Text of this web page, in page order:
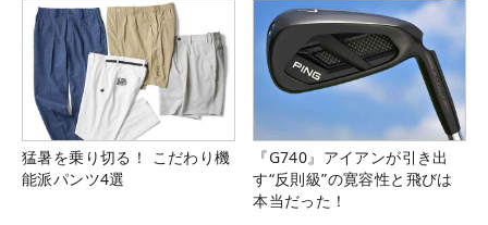
猛暑を乗り切る！ こだわり機
能派パンツ4選
『G740』アイアンが引き出
す“反則級”の寛容性と飛びは
本当だった！